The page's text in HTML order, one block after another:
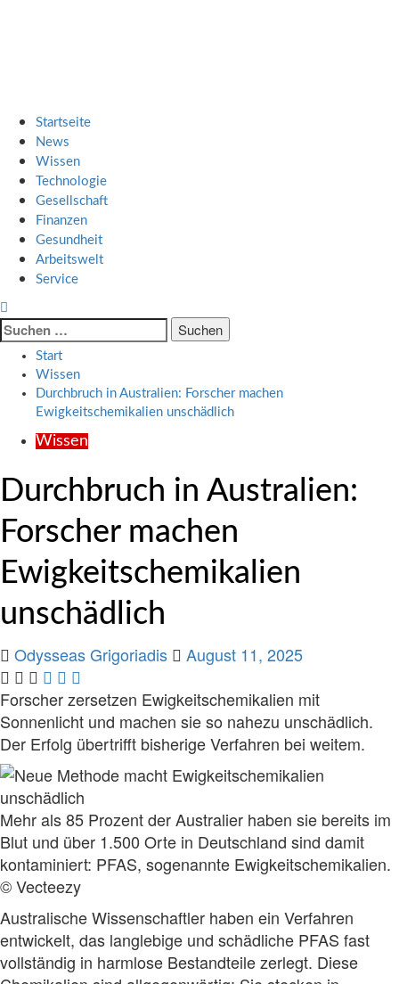
Startseite
News
Wissen
Technologie
Gesellschaft
Finanzen
Gesundheit
Arbeitswelt
Service
Suche
nach:
Start
Wissen
Durchbruch in Australien: Forscher machen
Ewigkeitschemikalien unschädlich
Wissen
Durchbruch in Australien:
Forscher machen
Ewigkeitschemikalien
unschädlich
Odysseas Grigoriadis
August 11, 2025
Forscher zersetzen Ewigkeitschemikalien mit
Sonnenlicht und machen sie so nahezu unschädlich.
Der Erfolg übertrifft bisherige Verfahren bei weitem.
Mehr als 85 Prozent der Australier haben sie bereits im
Blut und über 1.500 Orte in Deutschland sind damit
kontaminiert: PFAS, sogenannte Ewigkeitschemikalien.
© Vecteezy
Australische Wissenschaftler haben ein Verfahren
entwickelt, das langlebige und schädliche PFAS fast
vollständig in harmlose Bestandteile zerlegt. Diese